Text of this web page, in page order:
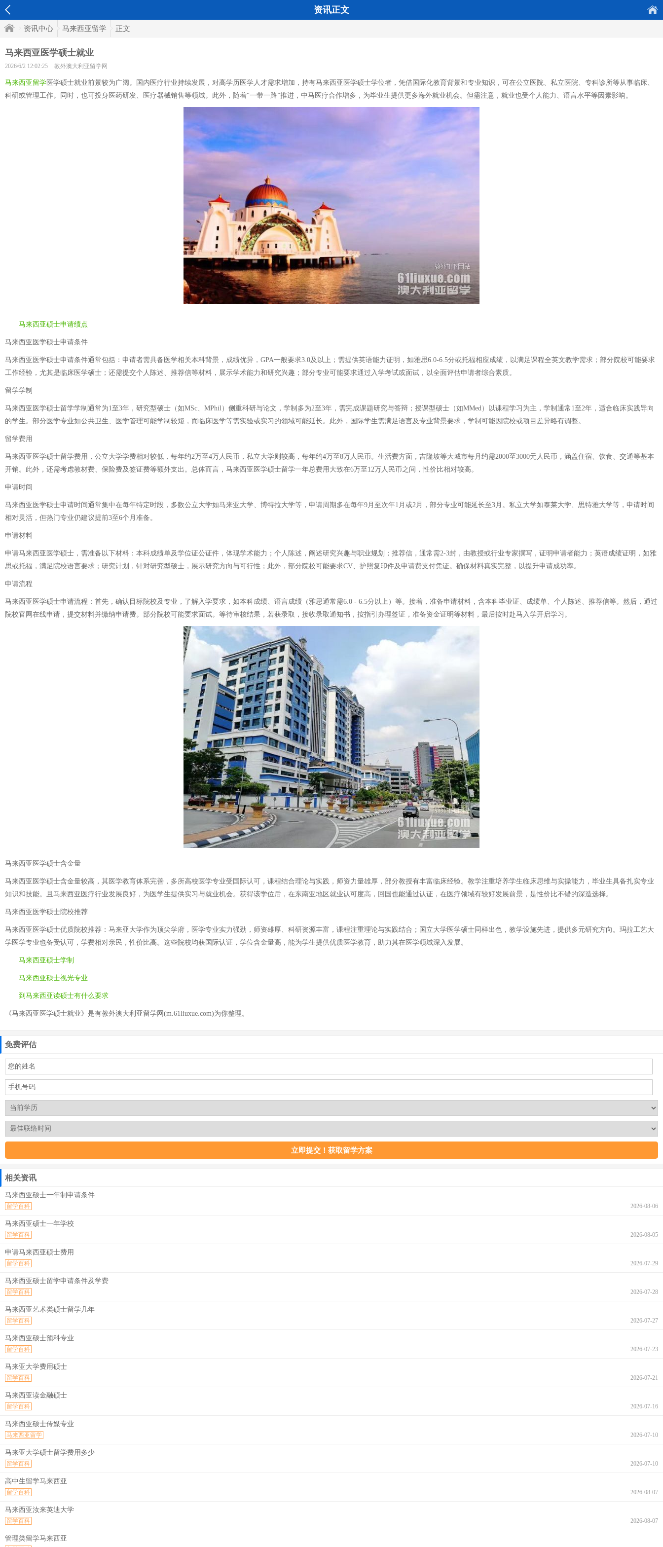
资讯正文
资讯中心 马来西亚留学 正文
马来西亚医学硕士就业
2026/6/2 12:02:25 教外澳大利亚留学网
马来西亚留学 医学硕士就业前景较为广阔。国内医疗行业持续发展，对高学历医学人才需求增加，持有马来西亚医学硕士学位者，凭借国际化教育背景和专业知识，可在公立医院、私立医院、专科诊所等从事临床、
科研或管理工作。同时，也可投身医药研发、医疗器械销售等领域。此外，随着“一带一路”推进，中马医疗合作增多，为毕业生提供更多海外就业机会。但需注意，就业也受个人能力、语言水平等因素影响。
马来西亚硕士申请绩点
马来西亚医学硕士申请条件
马来西亚医学硕士申请条件通常包括：申请者需具备医学相关本科背景，成绩优异，GPA一般要求3.0及以上；需提供英语能力证明，如雅思6.0-6.5分或托福相应成绩，以满足课程全英文教学需求；部分院校可能要求
工作经验，尤其是临床医学硕士；还需提交个人陈述、推荐信等材料，展示学术能力和研究兴趣；部分专业可能要求通过入学考试或面试，以全面评估申请者综合素质。
留学学制
马来西亚医学硕士留学学制通常为1至3年，研究型硕士（如MSc、MPhil）侧重科研与论文，学制多为2至3年，需完成课题研究与答辩；授课型硕士（如MMed）以课程学习为主，学制通常1至2年，适合临床实践导向
的学生。部分医学专业如公共卫生、医学管理可能学制较短，而临床医学等需实验或实习的领域可能延长。此外，国际学生需满足语言及专业背景要求，学制可能因院校或项目差异略有调整。
留学费用
马来西亚医学硕士留学费用，公立大学学费相对较低，每年约2万至4万人民币，私立大学则较高，每年约4万至8万人民币。生活费方面，吉隆坡等大城市每月约需2000至3000元人民币，涵盖住宿、饮食、交通等基本
开销。此外，还需考虑教材费、保险费及签证费等额外支出。总体而言，马来西亚医学硕士留学一年总费用大致在6万至12万人民币之间，性价比相对较高。
申请时间
马来西亚医学硕士申请时间通常集中在每年特定时段，多数公立大学如马来亚大学、博特拉大学等，申请周期多在每年9月至次年1月或2月，部分专业可能延长至3月。私立大学如泰莱大学、思特雅大学等，申请时间
相对灵活，但热门专业仍建议提前3至6个月准备。
申请材料
申请马来西亚医学硕士，需准备以下材料：本科成绩单及学位证公证件，体现学术能力；个人陈述，阐述研究兴趣与职业规划；推荐信，通常需2-3封，由教授或行业专家撰写，证明申请者能力；英语成绩证明，如雅
思或托福，满足院校语言要求；研究计划，针对研究型硕士，展示研究方向与可行性；此外，部分院校可能要求CV、护照复印件及申请费支付凭证。确保材料真实完整，以提升申请成功率。
申请流程
马来西亚医学硕士申请流程：首先，确认目标院校及专业，了解入学要求，如本科成绩、语言成绩（雅思通常需6.0 - 6.5分以上）等。接着，准备申请材料，含本科毕业证、成绩单、个人陈述、推荐信等。然后，通过
院校官网在线申请，提交材料并缴纳申请费。部分院校可能要求面试。等待审核结果，若获录取，接收录取通知书，按指引办理签证，准备资金证明等材料，最后按时赴马入学开启学习。
马来西亚医学硕士含金量
马来西亚医学硕士含金量较高，其医学教育体系完善，多所高校医学专业受国际认可，课程结合理论与实践，师资力量雄厚，部分教授有丰富临床经验。教学注重培养学生临床思维与实操能力，毕业生具备扎实专业
知识和技能。且马来西亚医疗行业发展良好，为医学生提供实习与就业机会。获得该学位后，在东南亚地区就业认可度高，回国也能通过认证，在医疗领域有较好发展前景，是性价比不错的深造选择。
马来西亚医学硕士院校推荐
马来西亚医学硕士优质院校推荐：马来亚大学作为顶尖学府，医学专业实力强劲，师资雄厚、科研资源丰富，课程注重理论与实践结合；国立大学医学硕士同样出色，教学设施先进，提供多元研究方向。玛拉工艺大
学医学专业也备受认可，学费相对亲民，性价比高。这些院校均获国际认证，学位含金量高，能为学生提供优质医学教育，助力其在医学领域深入发展。
马来西亚硕士学制
马来西亚硕士视光专业
到马来西亚读硕士有什么要求
《马来西亚医学硕士就业》是有教外澳大利亚留学网(m.61liuxue.com)为你整理。
免费评估
相关资讯
马来西亚硕士一年制申请条件
2026-08-06
留学百科
马来西亚硕士一年学校
2026-08-05
留学百科
申请马来西亚硕士费用
2026-07-29
留学百科
马来西亚硕士留学申请条件及学费
2026-07-28
留学百科
马来西亚艺术类硕士留学几年
2026-07-27
留学百科
马来西亚硕士预科专业
2026-07-23
留学百科
马来亚大学费用硕士
2026-07-21
留学百科
马来西亚读金融硕士
2026-07-16
留学百科
马来西亚硕士传媒专业
2026-07-10
马来西亚留学
马来亚大学硕士留学费用多少
2026-07-10
留学百科
高中生留学马来西亚
2026-08-07
留学百科
马来西亚汝来英迪大学
2026-08-07
留学百科
管理类留学马来西亚